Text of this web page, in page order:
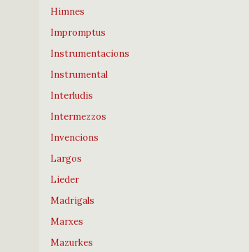
Himnes
Impromptus
Instrumentacions
Instrumental
Interludis
Intermezzos
Invencions
Largos
Lieder
Madrigals
Marxes
Mazurkes